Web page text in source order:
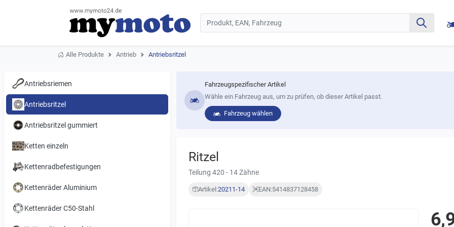
Alle Produkte Antrieb Antriebsritzel
Antriebsriemen
Antriebsritzel
Antriebsritzel gummiert
Ketten einzeln
Kettenradbefestigungen
Kettenräder Aluminium
Kettenräder C50-Stahl
Fahrzeugspezifischer Artikel
Wähle ein Fahrzeug aus, um zu prüfen, ob dieser Artikel passt.
Fahrzeug wählen
Ritzel
Teilung 420 - 14 Zähne
Artikel:20211-14 EAN:5414837128458